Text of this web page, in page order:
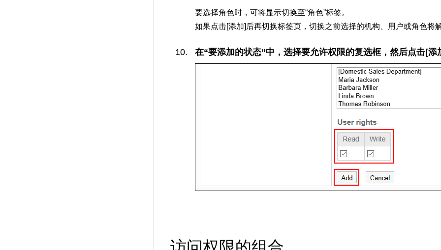
要选择角色时，可将显示切换至“角色”标签。
如果点击[添加]后再切换标签页，切换之前选择的机构、用户或角色将
在“要添加的状态”中，选择要允许权限的复选框，然后点击[添